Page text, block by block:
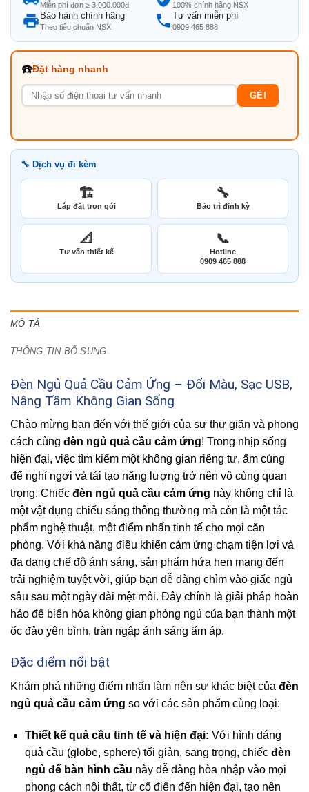
Miễn phí đơn ≥ 3.000.000đ 100% chính hãng NSX
Bảo hành chính hãng
Theo tiêu chuẩn NSX
Tư vấn miễn phí
0909 465 888
☎️Đặt hàng nhanh
GẺI
🔧 Dịch vụ đi kèm
🏗️
Lắp đặt trọn gói
🔧
Bảo trì định kỳ
📐
Tư vấn thiết kế
📞
Hotline
0909 465 888
MÔ TẢ
THÔNG TIN BỔ SUNG
Đèn Ngủ Quả Cầu Cảm Ứng – Đổi Màu, Sạc USB,
Nâng Tầm Không Gian Sống
Chào mừng bạn đến với thế giới của sự thư giãn và phong
cách cùng đèn ngủ quả cầu cảm ứng! Trong nhịp sống
hiện đại, việc tìm kiếm một không gian riêng tư, ấm cúng
để nghỉ ngơi và tái tạo năng lượng trở nên vô cùng quan
trọng. Chiếc đèn ngủ quả cầu cảm ứng này không chỉ là
một vật dụng chiếu sáng thông thường mà còn là một tác
phẩm nghệ thuật, một điểm nhấn tinh tế cho mọi căn
phòng. Với khả năng điều khiển cảm ứng chạm tiện lợi và
đa dạng chế độ ánh sáng, sản phẩm hứa hẹn mang đến
trải nghiệm tuyệt vời, giúp bạn dễ dàng chìm vào giấc ngủ
sâu sau một ngày dài mệt mỏi. Đây chính là giải pháp hoàn
hảo để biến hóa không gian phòng ngủ của bạn thành một
ốc đảo yên bình, tràn ngập ánh sáng ấm áp.
Đặc điểm nổi bật
Khám phá những điểm nhấn làm nên sự khác biệt của đèn
ngủ quả cầu cảm ứng so với các sản phẩm cùng loại:
Thiết kế quả cầu tinh tế và hiện đại: Với hình dáng
quả cầu (globe, sphere) tối giản, sang trọng, chiếc đèn
ngủ để bàn hình cầu này dễ dàng hòa nhập vào mọi
phong cách nội thất, từ cổ điển đến hiện đại, tạo nên